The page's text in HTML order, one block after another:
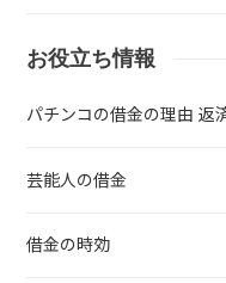
お役立ち情報
パチンコの借金の理由 返
芸能人の借金
借金の時効